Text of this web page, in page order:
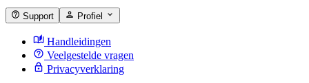
Support Profiel
Handleidingen
Veelgestelde vragen
Privacyverklaring